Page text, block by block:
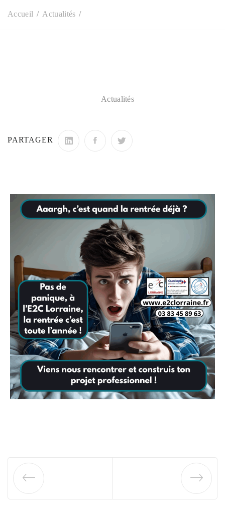
Accueil Actualités
Actualités
PARTAGER